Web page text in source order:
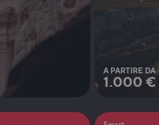
A PARTIRE DA
1.000 €